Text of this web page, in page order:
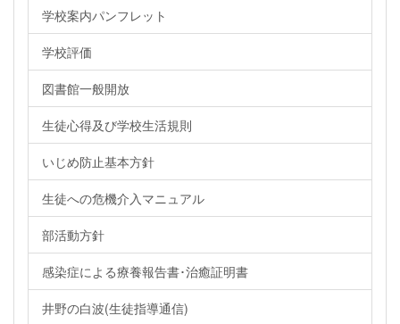
学校案内パンフレット
学校評価
図書館一般開放
生徒心得及び学校生活規則
いじめ防止基本方針
生徒への危機介入マニュアル
部活動方針
感染症による療養報告書･治癒証明書
井野の白波(生徒指導通信)